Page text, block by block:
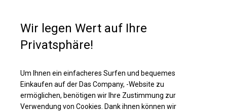
Verstärkter Gartenpavillon | 4x6 m
Wir legen Wert auf Ihre
Privatsphäre!
Um Ihnen ein einfacheres Surfen und bequemes
Einkaufen auf der Das Company, -Website zu
ermöglichen, benötigen wir Ihre Zustimmung zur
Verwendung von Cookies. Dank ihnen können wir